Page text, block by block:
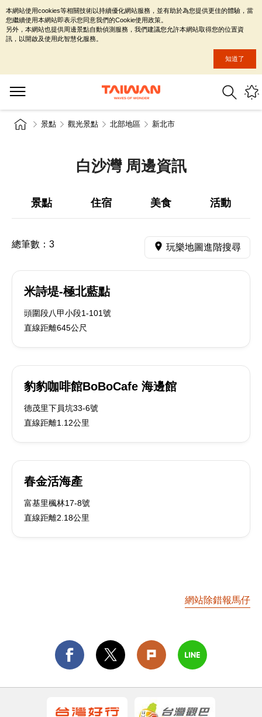
景點 觀光景點 北部地區 新北市
白沙灣 周邊資訊
景點 住宿 美食 活動
總筆數： 3 玩樂地圖進階搜尋
米詩堤-極北藍點
頭圍段八甲小段1-101號
直線距離645公尺
豹豹咖啡館BoBoCafe 海邊館
德茂里下員坑33-6號
直線距離1.12公里
春金活海產
富基里楓林17-8號
直線距離2.18公里
網站除錯報馬仔
本網站使用cookies等相關技術以持續優化網站服務，並有助於為您提供更佳的體驗，當
您繼續使用本網站即表示您同意我們的Cookie使用政策。
另外，本網站也提供周邊景點自動偵測服務，我們建議您允許本網站取得您的位置資
訊，以開啟及使用此智慧化服務。
知道了